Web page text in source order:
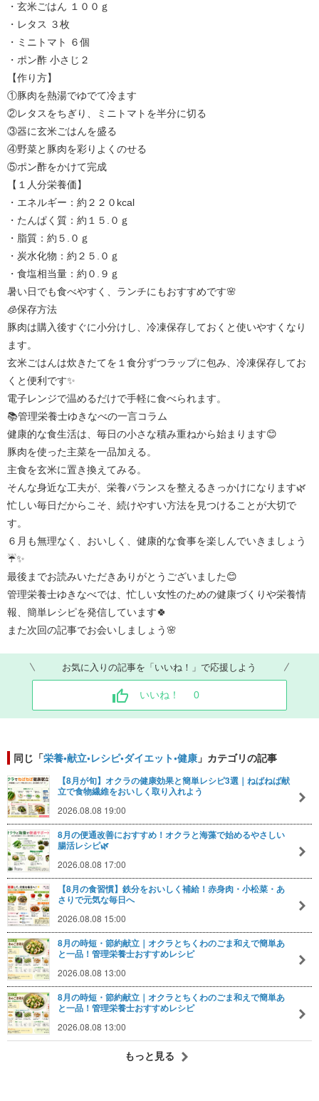
・玄米ごはん １００ｇ
・レタス ３枚
・ミニトマト ６個
・ポン酢 小さじ２
【作り方】
①豚肉を熱湯でゆでて冷ます
②レタスをちぎり、ミニトマトを半分に切る
③器に玄米ごはんを盛る
④野菜と豚肉を彩りよくのせる
⑤ポン酢をかけて完成
【１人分栄養価】
・エネルギー：約２２０kcal
・たんぱく質：約１５.０ｇ
・脂質：約５.０ｇ
・炭水化物：約２５.０ｇ
・食塩相当量：約０.９ｇ
暑い日でも食べやすく、ランチにもおすすめです🌸
🧊保存方法
豚肉は購入後すぐに小分けし、冷凍保存しておくと使いやすくなり
ます。
玄米ごはんは炊きたてを１食分ずつラップに包み、冷凍保存してお
くと便利です✨
電子レンジで温めるだけで手軽に食べられます。
📚管理栄養士ゆきなべの一言コラム
健康的な食生活は、毎日の小さな積み重ねから始まります😊
豚肉を使った主菜を一品加える。
主食を玄米に置き換えてみる。
そんな身近な工夫が、栄養バランスを整えるきっかけになります🌿
忙しい毎日だからこそ、続けやすい方法を見つけることが大切で
す。
６月も無理なく、おいしく、健康的な食事を楽しんでいきましょう
☔✨
最後までお読みいただきありがとうございました😊
管理栄養士ゆきなべでは、忙しい女性のための健康づくりや栄養情
報、簡単レシピを発信しています🍀
また次回の記事でお会いしましょう🌸
お気に入りの記事を「いいね！」で応援しよう
いいね！ 0
同じ「栄養•献立•レシピ•ダイエット•健康 」カテゴリの記事
【8月が旬】オクラの健康効果と簡単レシピ3選｜ねばねば献
立で食物繊維をおいしく取り入れよう
2026.08.08 19:00
8月の便通改善におすすめ！オクラと海藻で始めるやさしい
腸活レシピ🌿
2026.08.08 17:00
【8月の食習慣】鉄分をおいしく補給！赤身肉・小松菜・あ
さりで元気な毎日へ
2026.08.08 15:00
8月の時短・節約献立｜オクラとちくわのごま和えで簡単あ
と一品！管理栄養士おすすめレシピ
2026.08.08 13:00
8月の時短・節約献立｜オクラとちくわのごま和えで簡単あ
と一品！管理栄養士おすすめレシピ
2026.08.08 13:00
もっと見る